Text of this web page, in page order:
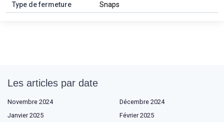
Type de fermeture
Snaps
Les articles par date
Novembre 2024
Décembre 2024
Janvier 2025
Février 2025